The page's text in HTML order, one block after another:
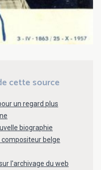
cette source
un regard plus
biographie
belge
l'archivage du web